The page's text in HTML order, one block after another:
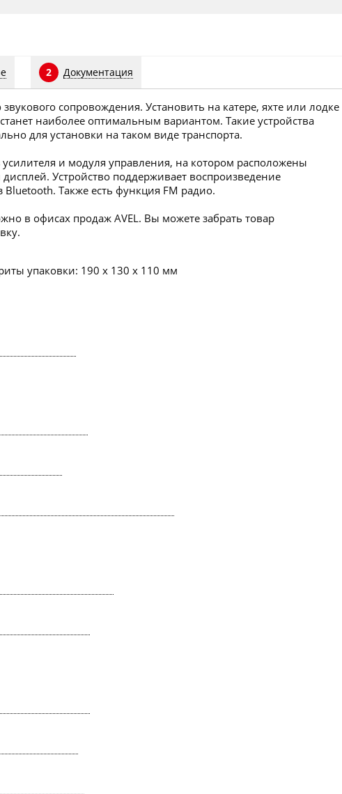
2 Документация
сопровождения. Установить на катере, яхте или лодке
наиболее оптимальным вариантом. Такие устройства
для установки на таком виде транспорта.
усилителя и модуля управления, на котором расположены
Устройство поддерживает воспроизведение
Также есть функция FM радио.
в офисах продаж AVEL. Вы можете забрать товар
упаковки: 190 x 130 x 110 мм